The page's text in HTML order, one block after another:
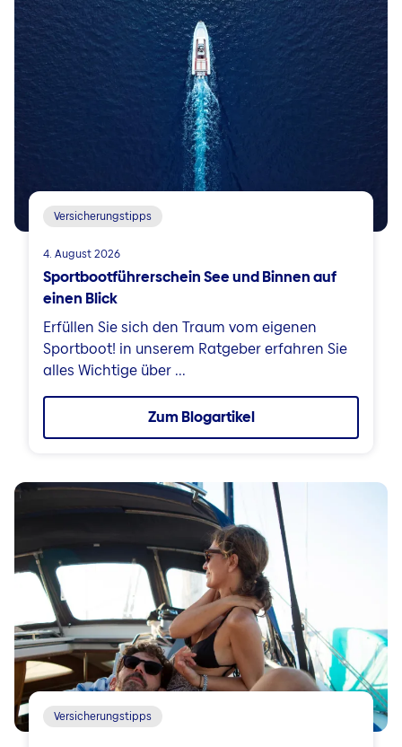
Versicherungstipps
4. August 2026
Sportbootführerschein See und Binnen auf
einen Blick
Erfüllen Sie sich den Traum vom eigenen
Sportboot! in unserem Ratgeber erfahren Sie
alles Wichtige über ...
Zum Blogartikel
Versicherungstipps